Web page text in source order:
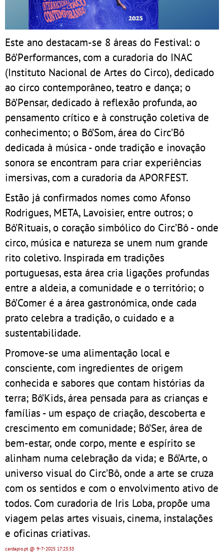
Este ano destacam-se 8 áreas do Festival: o
Bô’Performances, com a curadoria do INAC
(Instituto Nacional de Artes do Circo), dedicado
ao circo contemporâneo, teatro e dança; o
Bô’Pensar, dedicado à reflexão profunda, ao
pensamento crítico e à construção coletiva de
conhecimento; o Bô’Som, área do Circ’Bô
dedicada à música - onde tradição e inovação
sonora se encontram para criar experiências
imersivas, com a curadoria da APORFEST.
Estão já confirmados nomes como Afonso
Rodrigues, META, Lavoisier, entre outros; o
Bô’Rituais, o coração simbólico do Circ’Bô - onde
circo, música e natureza se unem num grande
rito coletivo. Inspirada em tradições
portuguesas, esta área cria ligações profundas
entre a aldeia, a comunidade e o território; o
Bô’Comer é a área gastronómica, onde cada
prato celebra a tradição, o cuidado e a
sustentabilidade.
Promove-se uma alimentação local e
consciente, com ingredientes de origem
conhecida e sabores que contam histórias da
terra; Bô’Kids, área pensada para as crianças e
famílias - um espaço de criação, descoberta e
crescimento em comunidade; Bô’Ser, área de
bem-estar, onde corpo, mente e espírito se
alinham numa celebração da vida; e Bô’Arte, o
universo visual do Circ’Bô, onde a arte se cruza
com os sentidos e com o envolvimento ativo de
todos. Com curadoria de Iris Loba, propõe uma
viagem pelas artes visuais, cinema, instalações
e oficinas criativas.
cardapio.pt@ 9-7-2025 17:23:33